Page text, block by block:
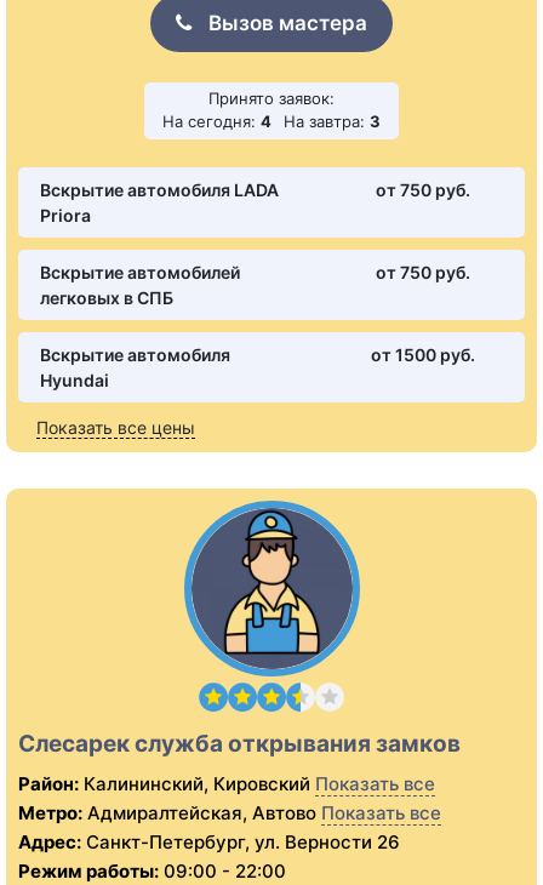
Вызов мастера
Принято заявок:
На сегодня: 4 На завтра: 3
Вскрытие автомобиля LADA
Priora
от 750 pуб.
Вскрытие автомобилей
легковых в СПБ
от 750 pуб.
Вскрытие автомобиля
Hyundai
от 1500 pуб.
Показать все цены
Слесарек служба открывания замков
Район: Калининский, Кировский Показать все
Метро: Адмиралтейская, Автово Показать все
Адрес: Санкт-Петербург, ул. Верности 26
Режим работы: 09:00 - 22:00